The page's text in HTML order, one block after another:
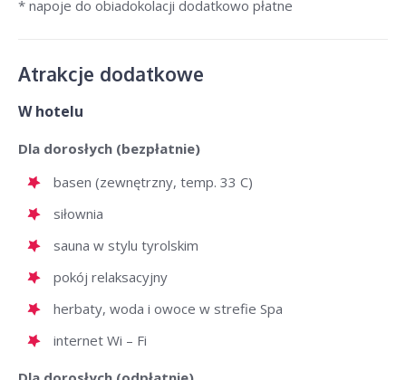
* napoje do obiadokolacji dodatkowo płatne
Atrakcje dodatkowe
W hotelu
Dla dorosłych (bezpłatnie)
basen (zewnętrzny, temp. 33 C)
siłownia
sauna w stylu tyrolskim
pokój relaksacyjny
herbaty, woda i owoce w strefie Spa
internet Wi – Fi